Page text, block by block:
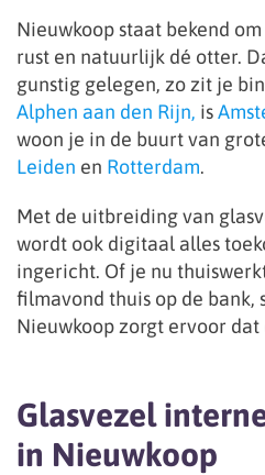
Nieuwkoop staat bekend
rust en natuurlijk dé otter.
gunstig gelegen, zo zit je
Alphen aan den Rijn, is
woon je in de buurt van
Leiden en Rotterdam.
Met de uitbreiding van
wordt ook digitaal alles
ingericht. Of je nu
filmavond thuis op de bank,
Nieuwkoop zorgt ervoor
Glasvezel
in Nieuwkoop